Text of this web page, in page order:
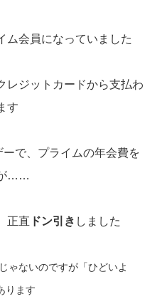
ム会員になっていました
レジットカードから支払わ
す
で、プライムの年会費を
が……
正直 ドン引き しました
ゃないのですが「ひどいよ
ります